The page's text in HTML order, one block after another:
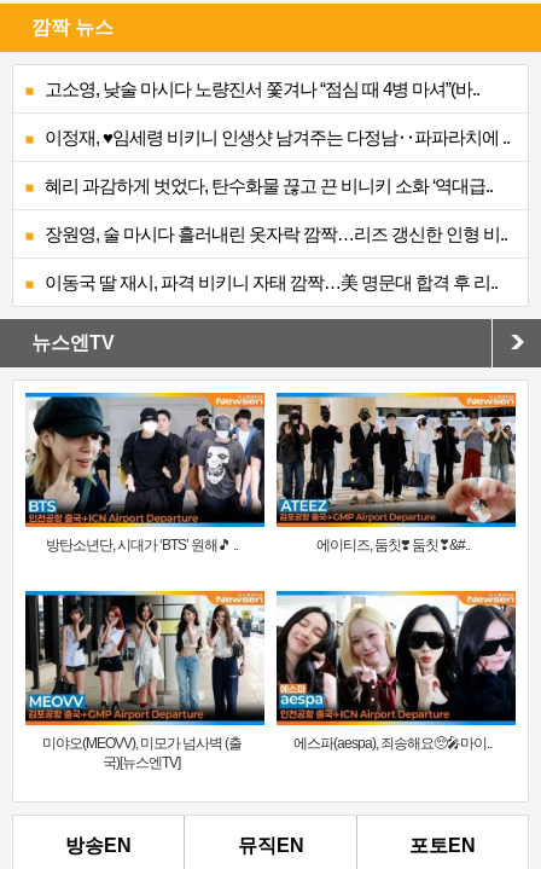
깜짝 뉴스
고소영, 낮술 마시다 노량진서 쫓겨나 “점심 때 4병 마셔”(바..
이정재, ♥임세령 비키니 인생샷 남겨주는 다정남‥파파라치에 ..
혜리 과감하게 벗었다, 탄수화물 끊고 끈 비니키 소화 ‘역대급..
장원영, 술 마시다 흘러내린 옷자락 깜짝…리즈 갱신한 인형 비..
이동국 딸 재시, 파격 비키니 자태 깜짝…美 명문대 합격 후 리..
뉴스엔TV
방탄소년단, 시대가 ‘BTS’ 원해🎵 .. 에이티즈, 둠칫❣️ 둠칫❣&#..
미야오(MEOVV), 미모가 넘사벽 (출
국)[뉴스엔TV]
에스파(aespa), 죄송해요🥺🎤마이..
방송EN 뮤직EN 포토EN